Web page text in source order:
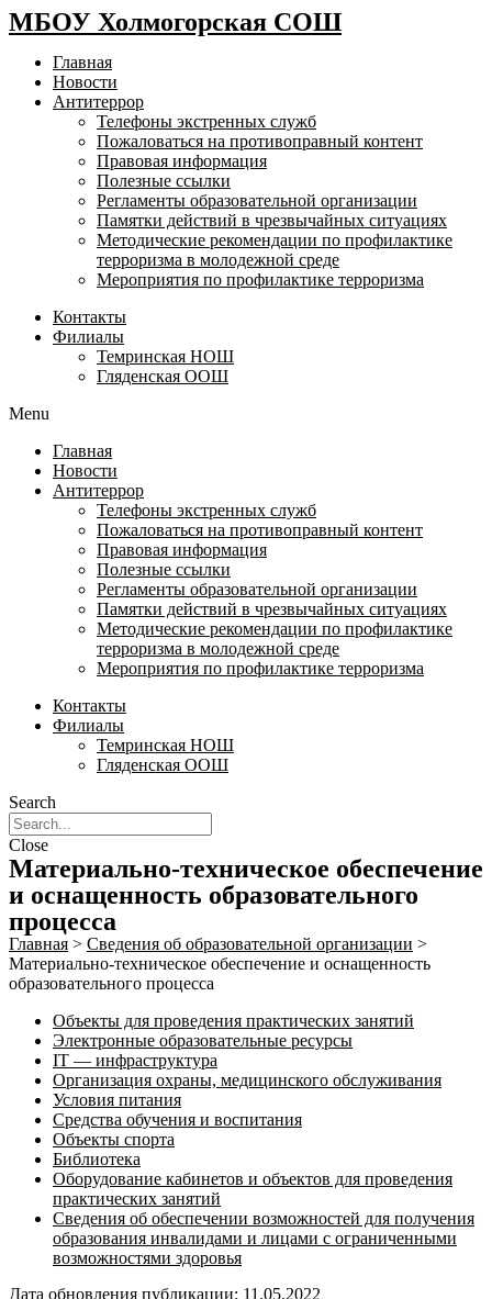
МБОУ Холмогорская СОШ
Главная
Новости
Антитеррор
Телефоны экстренных служб
Пожаловаться на противоправный контент
Правовая информация
Полезные ссылки
Регламенты образовательной организации
Памятки действий в чрезвычайных ситуациях
Методические рекомендации по профилактике
терроризма в молодежной среде
Мероприятия по профилактике терроризма
Контакты
Филиалы
Темринская НОШ
Гляденская ООШ
Menu
Главная
Новости
Антитеррор
Телефоны экстренных служб
Пожаловаться на противоправный контент
Правовая информация
Полезные ссылки
Регламенты образовательной организации
Памятки действий в чрезвычайных ситуациях
Методические рекомендации по профилактике
терроризма в молодежной среде
Мероприятия по профилактике терроризма
Контакты
Филиалы
Темринская НОШ
Гляденская ООШ
Search
Close
Материально-техническое обеспечение
и оснащенность образовательного
процесса
Главная > Сведения об образовательной организации >
Материально-техническое обеспечение и оснащенность
образовательного процесса
Объекты для проведения практических занятий
Электронные образовательные ресурсы
IT — инфраструктура
Организация охраны, медицинского обслуживания
Условия питания
Средства обучения и воспитания
Объекты спорта
Библиотека
Оборудование кабинетов и объектов для проведения
практических занятий
Сведения об обеспечении возможностей для получения
образования инвалидами и лицами с ограниченными
возможностями здоровья
Дата обновления публикации: 11.05.2022